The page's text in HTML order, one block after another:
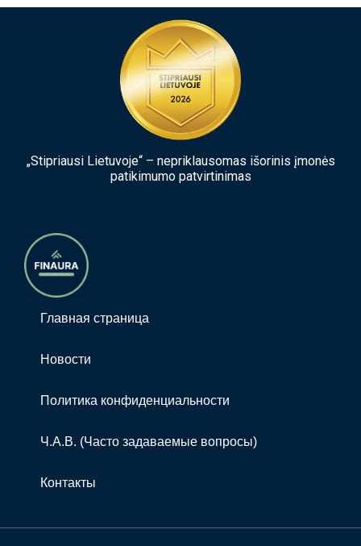
„Stipriausi Lietuvoje“ – nepriklausomas išorinis įmonės
patikimumo patvirtinimas
Главная страница
Новости
Политика конфиденциальности
Ч.А.В. (Часто задаваемые вопросы)
Контакты